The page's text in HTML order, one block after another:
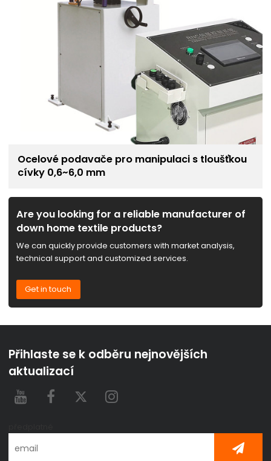
Ocelové podavače pro manipulaci s tloušťkou
cívky 0,6~6,0 mm
Are you looking for a reliable manufacturer of
down home textile products?
We can quickly provide customers with market analysis,
technical support and customized services.
Get in touch
Přihlaste se k odběru nejnovějších
aktualizací